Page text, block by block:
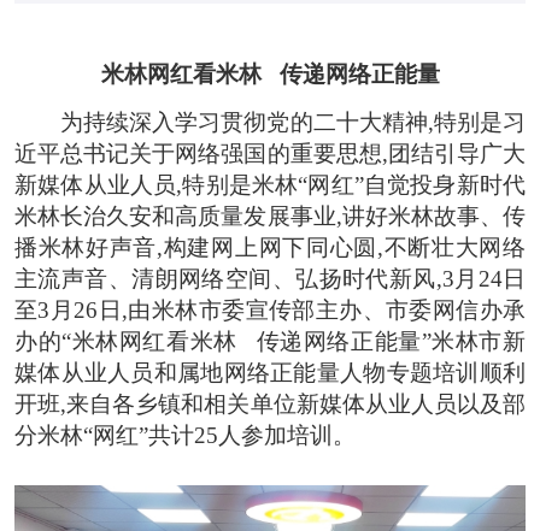
米林网红看米林 传递网络正能量
为持续深入学习贯彻党的二十大精神,特别是习
近平总书记关于网络强国的重要思想,团结引导广大
新媒体从业人员,特别是米林“网红”自觉投身新时代
米林长治久安和高质量发展事业,讲好米林故事、传
播米林好声音,构建网上网下同心圆,不断壮大网络
主流声音、清朗网络空间、弘扬时代新风,3月24日
至3月26日,由米林市委宣传部主办、市委网信办承
办的“米林网红看米林 传递网络正能量”米林市新
媒体从业人员和属地网络正能量人物专题培训顺利
开班,来自各乡镇和相关单位新媒体从业人员以及部
分米林“网红”共计25人参加培训。